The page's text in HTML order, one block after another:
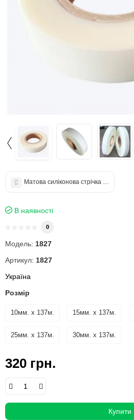
Матова силіконова стрічка 15 x 137 мм
В наявності
0
Модель: 1827
Артикул: 1827
Україна
Розмір
10мм. х 137м. 15мм. х 137м.
25мм. х 137м. 30мм. х 137м.
320 грн.
Купити